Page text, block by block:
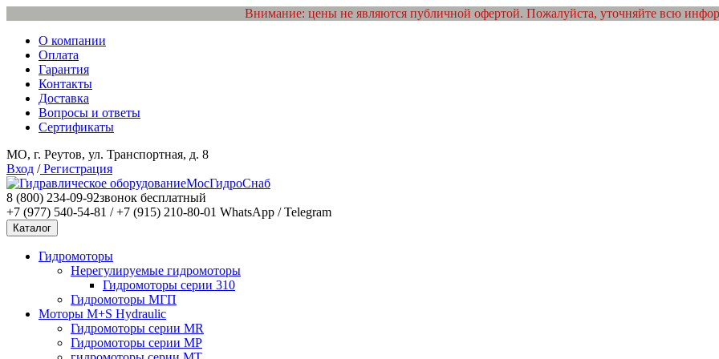
Внимание: цены не являются публичной офертой. Пожалуйста, уточняйте всю
О компании
Оплата
Гарантия
Контакты
Доставка
Вопросы и ответы
Сертификаты
МО, г. Реутов, ул. Транспортная, д. 8
Вход /Регистрация
МосГидроСнаб
8 (800) 234-09-92звонок бесплатный
+7 (977) 540-54-81 / +7 (915) 210-80-01 WhatsApp / Telegram
Каталог
Гидромоторы
Нерегулируемые гидромоторы
Гидромоторы серии 310
Гидромоторы МГП
Моторы M+S Hydraulic
Гидромоторы серии MR
Гидромоторы серии MP